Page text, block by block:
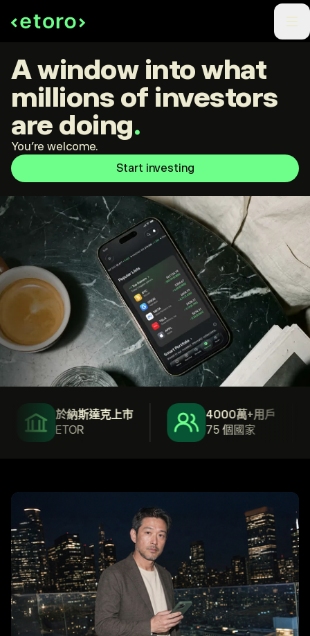
A window into what
millions of investors
are doing.
You're welcome.
Start investing
於納斯達克上市
ETOR
4000萬+用戶
75 個國家